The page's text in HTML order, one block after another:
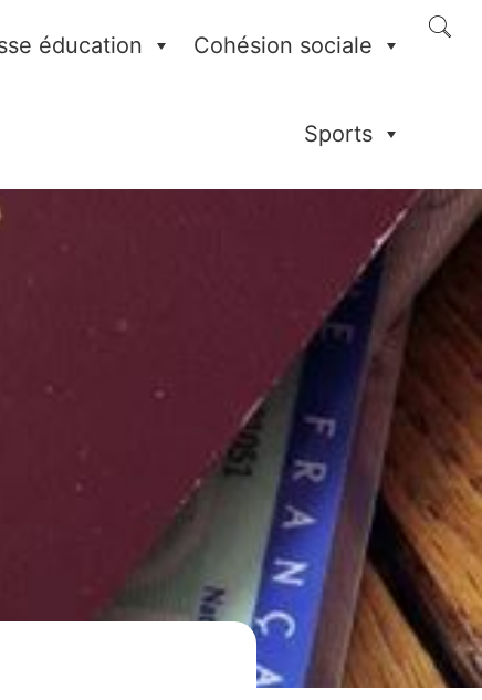
éducation Cohésion sociale
Sports